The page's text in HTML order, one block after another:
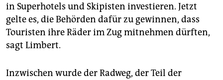
in Superhotels und Skipisten investieren. Jetzt
gelte es, die Behörden dafür zu gewinnen, dass
Touristen ihre Räder im Zug mitnehmen dürften,
sagt Limbert.
Inzwischen wurde der Radweg, der Teil der